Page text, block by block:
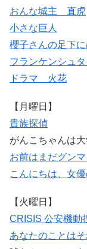
おんな城主 直虎
小さな巨人
櫻子さんの足下
フランケンシュ
ドラマ 火花
【月曜日】
貴族探偵
がんこちゃんは
お前はまだグン
こんにちは、女優
【火曜日】
CRISIS 公安機動
あなたのことは